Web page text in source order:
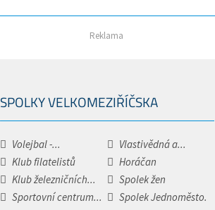
Reklama
SPOLKY VELKOMEZIŘÍČSKA
Volejbal -...
Vlastivědná a...
Klub filatelistů
Horáčan
Klub železničních...
Spolek žen
Sportovní centrum...
Spolek Jednoměsto.